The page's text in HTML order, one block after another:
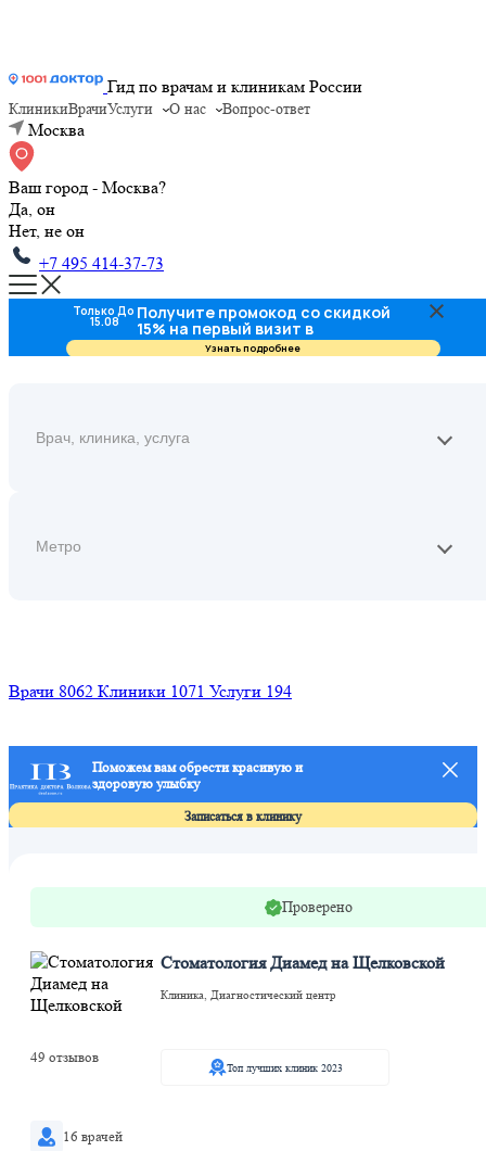
Гид по врачам и клиникам России
КлиникиВрачиУслуги О нас Вопрос-ответ
Москва
Ваш город - Москва?
Да, он
Нет, не он
+7 495 414-37-73
Врачи 8062 Клиники 1071 Услуги 194
Поможем вам обрести красивую и
здоровую улыбку
Записаться в клинику
Проверено
Стоматология Диамед на Щелковской
Клиника, Диагностический центр
49 отзывов
Топ лучших клиник 2023
16 врачей
Только До
15.08 Получите промокод со скидкой
15% на первый визит в
стоматологию
Узнать подробнее